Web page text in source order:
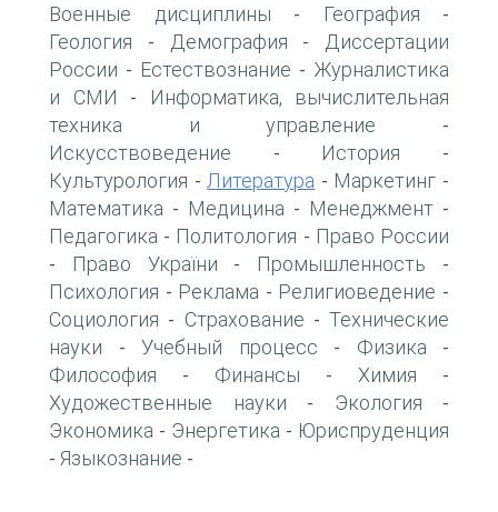
Военные дисциплины - География -
Геология - Демография -
Диссертации
России - Естествознание - Журналистика
и СМИ -
Информатика, вычислительная
техника и управление -
Искусствоведение - История -
Культурология - Литература - Маркетинг -
Математика - Медицина - Менеджмент -
Педагогика - Политология - Право России
- Право України - Промышленность -
Психология - Реклама - Религиоведение -
Социология - Страхование - Технические
науки - Учебный процесс - Физика -
Философия - Финансы - Химия -
Художественные науки - Экология -
Экономика - Энергетика - Юриспруденция
- Языкознание -